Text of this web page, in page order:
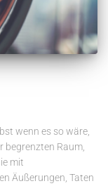
wenn es so wäre,
begrenzten Raum,
mit
Äußerungen, Taten